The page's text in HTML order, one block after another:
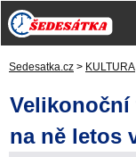
Sedesatka.cz > KULTURA
Velikonoční
na ně letos